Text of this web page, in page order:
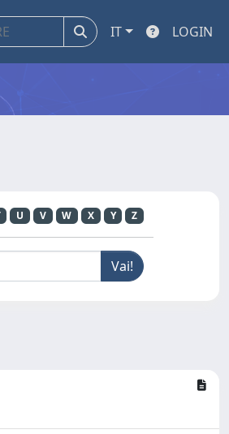
IT LOGIN
U V W X Y Z